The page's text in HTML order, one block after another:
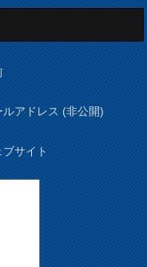
ルアドレス (非公開)
ブサイト